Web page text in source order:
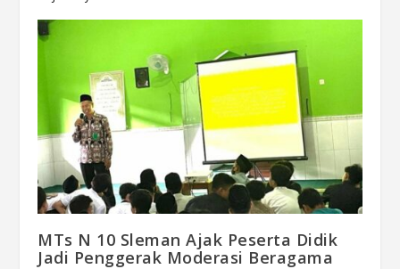
MTs N 10 Sleman Ajak Peserta Didik
Jadi Penggerak Moderasi Beragama